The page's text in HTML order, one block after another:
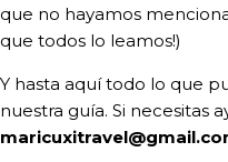
que no hayamos
que todos lo leamos!)
Y hasta aquí todo lo que
nuestra guía. Si necesitas